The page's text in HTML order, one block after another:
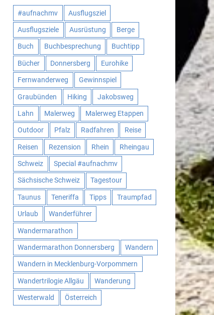
#aufnachmv Ausflugsziel
Ausflugsziele Ausrüstung Berge
Buch Buchbesprechung Buchtipp
Bücher Donnersberg Eurohike
Fernwanderweg Gewinnspiel
Graubünden Hiking Jakobsweg
Lahn Malerweg Malerweg Etappen
Outdoor Pfalz Radfahren Reise
Reisen Rezension Rhein Rheingau
Schweiz Special #aufnachmv
Sächsische Schweiz Tagestour
Taunus Teneriffa Tipps Traumpfad
Urlaub Wanderführer
Wandermarathon
Wandermarathon Donnersberg Wandern
Wandern in Mecklenburg-Vorpommern
Wandertrilogie Allgäu Wanderung
Westerwald Österreich